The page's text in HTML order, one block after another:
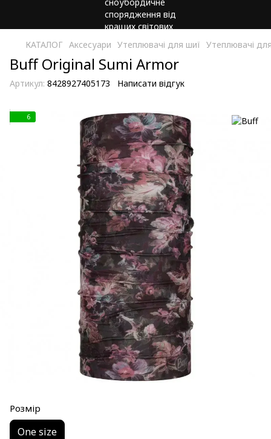
КАТАЛОГ Аксесуари Утеплювачі для шиї Утеплювачі
Buff Original Sumi Armor
Артикул: 8428927405173 Написати відгук
6
Розмір
One size